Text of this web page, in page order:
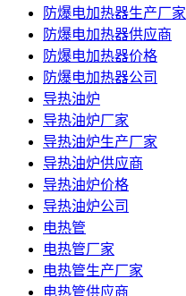
防爆电加热器生产厂家
防爆电加热器供应商
防爆电加热器价格
防爆电加热器公司
导热油炉
导热油炉厂家
导热油炉生产厂家
导热油炉供应商
导热油炉价格
导热油炉公司
电热管
电热管厂家
电热管生产厂家
电热管供应商